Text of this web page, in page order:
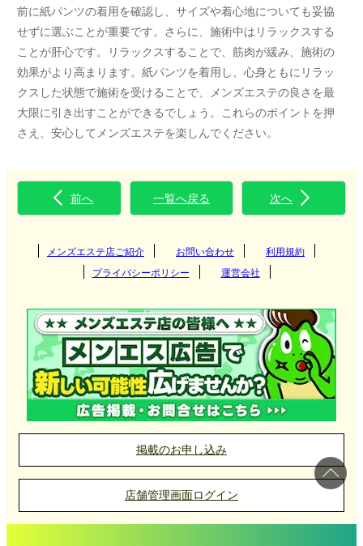
前に紙パンツの着用を確認し、サイズや着心地についても妥協
せずに選ぶことが重要です。さらに、施術中はリラックスする
ことが肝心です。リラックスすることで、筋肉が緩み、施術の
効果がより高まります。紙パンツを着用し、心身ともにリラッ
クスした状態で施術を受けることで、メンズエステの良さを最
大限に引き出すことができるでしょう。これらのポイントを押
さえ、安心してメンズエステを楽しんでください。
前へ 一覧へ戻る 次へ
メンズエステ店ご紹介 お問い合わせ
利用規約
プライバシーポリシー
運営会社
掲載のお申し込み
店舗管理画面ログイン